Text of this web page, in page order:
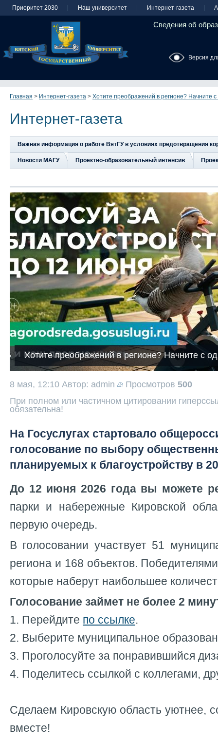
Приоритет 2030 Наш университет Интернет-газета
Сведения об
Версия
Главная > Интернет-газета > Хотите преображений в регионе? Начните с
Интернет-газета
Важная информация о работе ВятГУ в условиях предотвращения
Новости МАГУ Проектно-образовательный интенсив
Хотите преображений в регионе? Начните с
8 мая, 12:10 Автор: admin Просмотров 500
При полном или частичном цитировании
обязательна!
На Госуслугах стартовало
голосование по выбору
планируемых к благоустройству в
До 12 июня 2026 года вы можете
парки и набережные Кировской
первую очередь.
В голосовании участвует 51
региона и 168 объектов.
которые наберут наибольшее
Голосование займет не более 2
1. Перейдите по ссылке.
2. Выберите муниципальное
3. Проголосуйте за понравившийся
4. Поделитесь ссылкой с коллегами,
Сделаем Кировскую область уютнее,
вместе!